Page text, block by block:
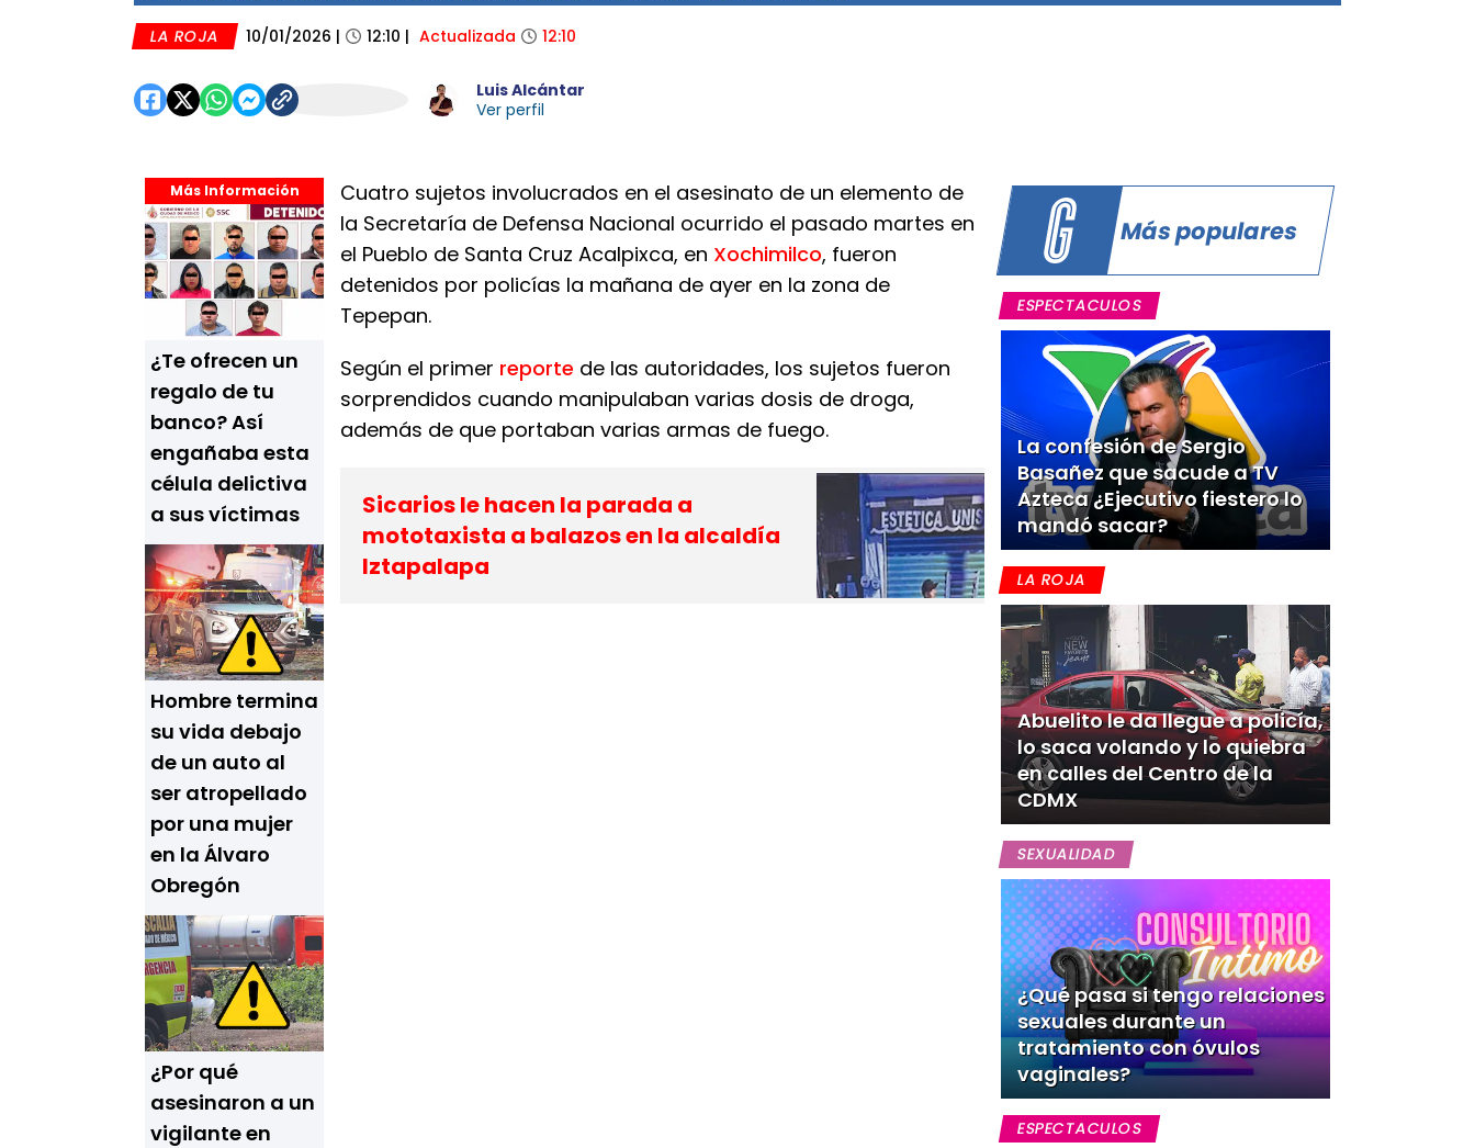
LA ROJA 10/01/2026 | 12:10 | Actualizada 12:10
Luis Alcántar
Ver perfil
Más Información
¿Te ofrecen un
regalo de tu
banco? Así
engañaba esta
célula delictiva
a sus víctimas
Hombre termina
su vida debajo
de un auto al
ser atropellado
por una mujer
en la Álvaro
Obregón
¿Por qué
asesinaron a un
vigilante en
Cuatro sujetos involucrados en el asesinato de un elemento de
la Secretaría de Defensa Nacional ocurrido el pasado martes en
el Pueblo de Santa Cruz Acalpixca, en Xochimilco, fueron
detenidos por policías la mañana de ayer en la zona de
Tepepan.
Según el primer reporte de las autoridades, los sujetos fueron
sorprendidos cuando manipulaban varias dosis de droga,
además de que portaban varias armas de fuego.
Sicarios le hacen la parada a
mototaxista a balazos en la alcaldía
Iztapalapa
Más populares
ESPECTACULOS
La confesión de Sergio
Basañez que sacude a TV
Azteca ¿Ejecutivo fiestero lo
mandó sacar?
LA ROJA
Abuelito le da llegue a policía,
lo saca volando y lo quiebra
en calles del Centro de la
CDMX
SEXUALIDAD
¿Qué pasa si tengo relaciones
sexuales durante un
tratamiento con óvulos
vaginales?
ESPECTACULOS